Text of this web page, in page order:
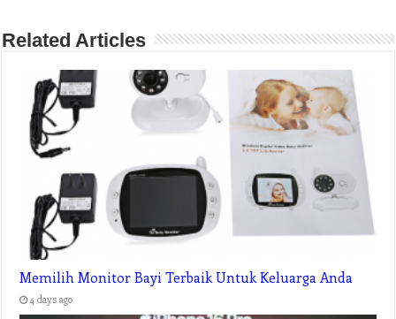
Related Articles
Memilih Monitor Bayi Terbaik Untuk Keluarga Anda
4 days ago